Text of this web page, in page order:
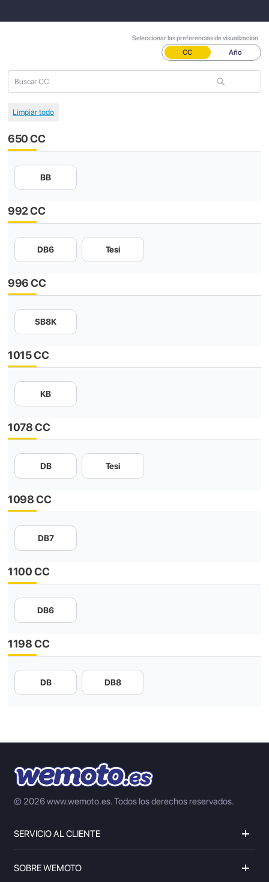
Seleccionar las preferencias de visualización
CC Año
650 CC
BB
992 CC
DB6 Tesi
996 CC
SB8K
1015 CC
KB
1078 CC
DB Tesi
1098 CC
DB7
1100 CC
DB6
1198 CC
DB DB8
© 2026 www.wemoto.es.Todos los derechos reservados.
SERVICIO AL CLIENTE
SOBRE WEMOTO